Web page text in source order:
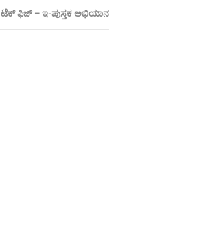
ಟೆಕ್ ಫಿಜ್ – ಇ-ಪುಸ್ತಕ ಅಭಿಯಾನ